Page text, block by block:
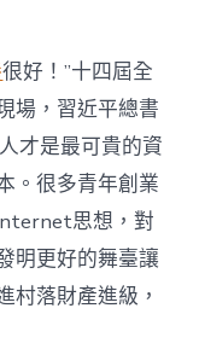
水
甜
心
寶
物
查
包
養
網
_
中
很好！”十四屆全
場，習近平總書
人才是最可貴的資
。很多青年創業
思想，對
明更好的舞臺讓
村落財產進級，